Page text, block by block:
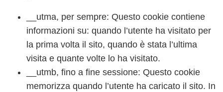
__utma, per sempre: Questo cookie contiene
informazioni su: quando l’utente ha visitato per
la prima volta il sito, quando è stata l’ultima
visita e quante volte lo ha visitato.
__utmb, fino a fine sessione: Questo cookie
memorizza quando l’utente ha caricato il sito. In